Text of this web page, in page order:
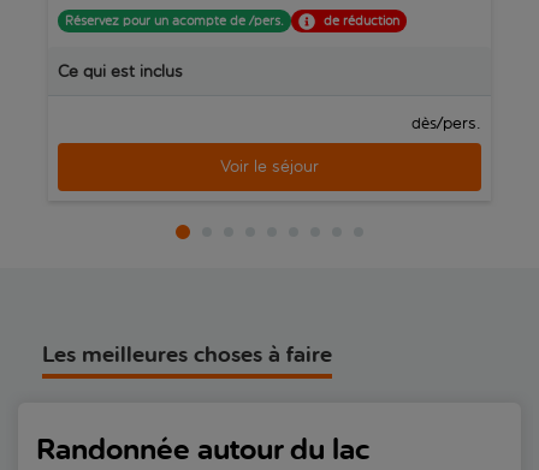
Réservez pour un acompte de /pers. de réduction
Ce qui est inclus
dès/pers.
Voir le séjour
Les meilleures choses à faire
Randonnée autour du lac